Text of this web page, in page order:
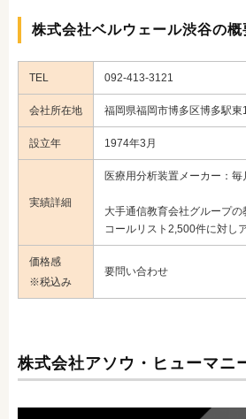
株式会社ベルウェール渋谷の
TEL 092-413-3121
会社所在地 福岡県福岡市博多区博多駅
設立年 1974年3月
実績詳細
医療用分析装置メーカー：毎
大手通信教育会社グループの
コールリスト2,500件に対し
価格感
※税込み
要問い合わせ
株式会社アソウ・ヒューマニ